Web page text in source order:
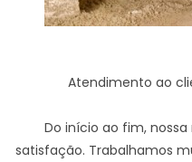
Atendimento ao
Do início ao fim,
satisfação. Trabalhamos